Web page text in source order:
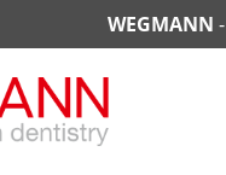
springenWEGMANN